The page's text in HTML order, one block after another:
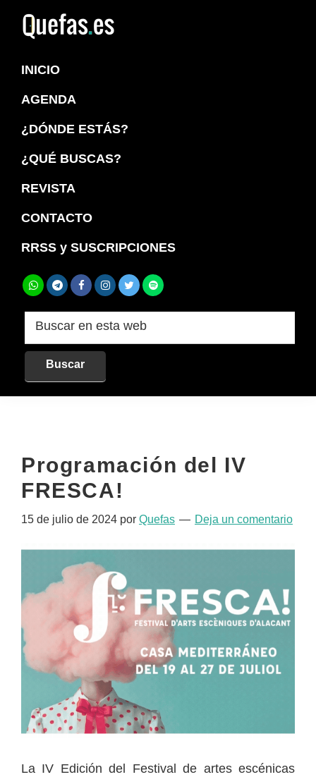
navegación
principal
principal
INICIO
AGENDA
¿DÓNDE ESTÁS?
¿QUÉ BUSCAS?
REVISTA
CONTACTO
RRSS y SUSCRIPCIONES
Buscar
web
Programación del IV
FRESCA!
15 de julio de 2024 por Quefas Deja un comentario
La IV Edición del Festival de artes escénicas